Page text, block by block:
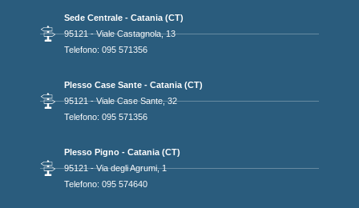
Sede Centrale - Catania (CT)
95121 - Viale Castagnola, 13
Telefono: 095 571356
Plesso Case Sante - Catania (CT)
95121 - Viale Case Sante, 32
Telefono: 095 571356
Plesso Pigno - Catania (CT)
95121 - Via degli Agrumi, 1
Telefono: 095 574640